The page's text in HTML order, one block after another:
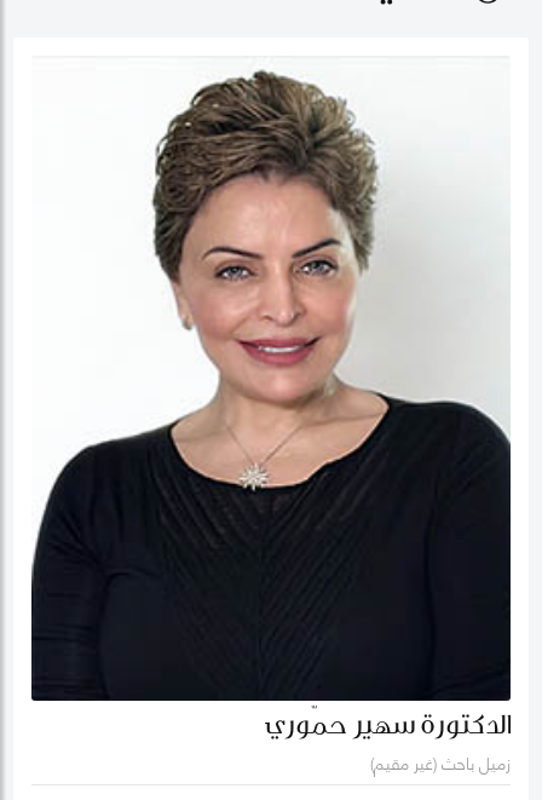
الدكتورة سهير حمّوري
زميل باحث (غير مقيم)